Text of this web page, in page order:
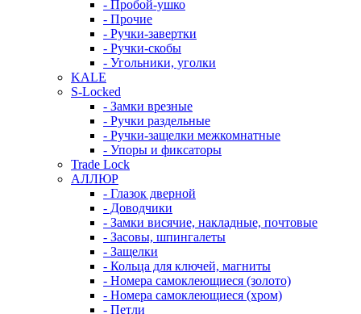
- Пробой-ушко
- Прочие
- Ручки-завертки
- Ручки-скобы
- Угольники, уголки
KALE
S-Locked
- Замки врезные
- Ручки раздельные
- Ручки-защелки межкомнатные
- Упоры и фиксаторы
Trade Lock
АЛЛЮР
- Глазок дверной
- Доводчики
- Замки висячие, накладные, почтовые
- Засовы, шпингалеты
- Защелки
- Кольца для ключей, магниты
- Номера самоклеющиеся (золото)
- Номера самоклеющиеся (хром)
- Петли